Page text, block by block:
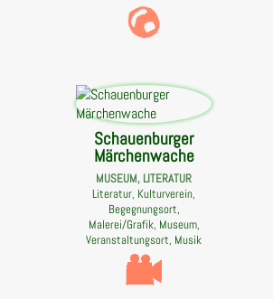
Schauenburger
Märchenwache
MUSEUM, LITERATUR
Literatur, Kulturverein,
Begegnungsort,
Malerei/Grafik, Museum,
Veranstaltungsort, Musik